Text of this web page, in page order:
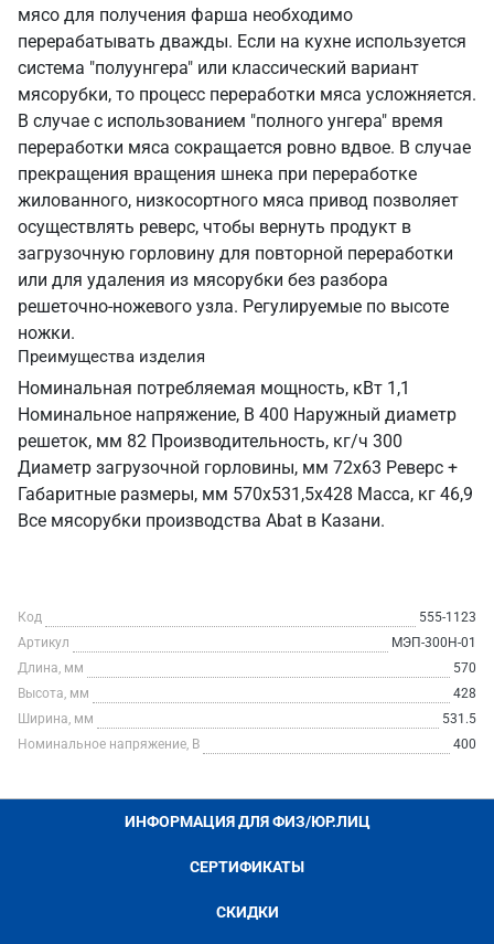
мясо для получения фарша необходимо
перерабатывать дважды. Если на кухне используется
система "полуунгера" или классический вариант
мясорубки, то процесс переработки мяса усложняется.
В случае с использованием "полного унгера" время
переработки мяса сокращается ровно вдвое. В случае
прекращения вращения шнека при переработке
жилованного, низкосортного мяса привод позволяет
осуществлять реверс, чтобы вернуть продукт в
загрузочную горловину для повторной переработки
или для удаления из мясорубки без разбора
решеточно-ножевого узла. Регулируемые по высоте
ножки.
Преимущества изделия
Номинальная потребляемая мощность, кВт 1,1
Номинальное напряжение, В 400 Наружный диаметр
решеток, мм 82 Производительность, кг/ч 300
Диаметр загрузочной горловины, мм 72х63 Реверс +
Габаритные размеры, мм 570х531,5х428 Масса, кг 46,9
Все мясорубки производства Abat в Казани.
Код
555-1123
Артикул
МЭП-300Н-01
Длина, мм
570
Высота, мм
428
Ширина, мм
531.5
Номинальное напряжение, В
400
ИНФОРМАЦИЯ ДЛЯ ФИЗ/ЮР.ЛИЦ
СЕРТИФИКАТЫ
СКИДКИ